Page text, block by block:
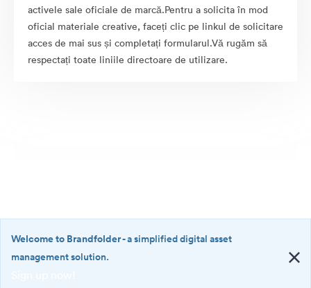
activele sale oficiale de marcă.Pentru a solicita în mod
oficial materiale creative, faceți clic pe linkul de solicitare
acces de mai sus și completați formularul.Vă rugăm să
respectați toate liniile directoare de utilizare.
Welcome to Brandfolder- a simplified digital asset
management solution.